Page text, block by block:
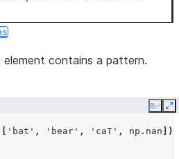
contains a pattern.
Copy
'bat' , 'bear' , 'caT' , np . nan ])